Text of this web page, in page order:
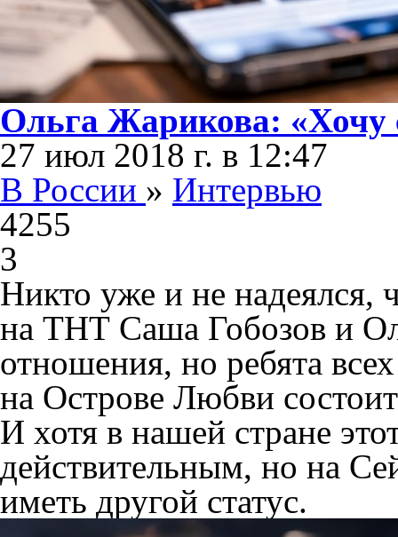
Ольга Жарикова: «Хочу
27 июл 2018 г. в 12:47
В России » Интервью
4255
3
Никто уже и не надеялся,
на ТНТ Саша Гобозов и
отношения, но ребята
на Острове Любви
И хотя в нашей стране
действительным, но на
иметь другой статус.